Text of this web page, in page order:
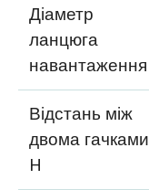
Діаметр
ланцюга
навантаження
Відстань між
двома гачками
H